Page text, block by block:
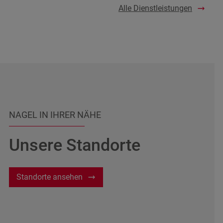
Alle Dienstleistungen
NAGEL IN IHRER NÄHE
Unsere Standorte
Standorte ansehen